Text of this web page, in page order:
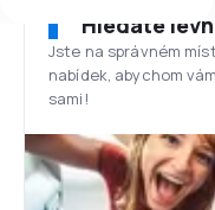
Hledáte
Jste na správném
nabídek, abychom
sami!